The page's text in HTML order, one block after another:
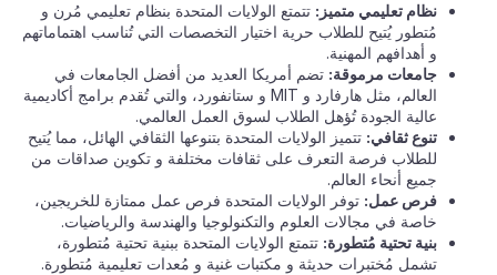
نظام تعليمي متميز: تتمتع الولايات المتحدة بنظام تعليمي مُرن و
مُتطور يُتيح للطلاب حرية اختيار التخصصات التي تُناسب اهتماماتهم
و أهدافهم المهنية.
جامعات مرموقة: تضم أمريكا العديد من أفضل الجامعات في
العالم، مثل هارفارد و MIT و ستانفورد، والتي تُقدم برامج أكاديمية
عالية الجودة تُؤهل الطلاب لسوق العمل العالمي.
تنوع ثقافي: تتميز الولايات المتحدة بتنوعها الثقافي الهائل، مما يُتيح
للطلاب فرصة التعرف على ثقافات مختلفة و تكوين صداقات من
جميع أنحاء العالم.
فرص عمل: توفر الولايات المتحدة فرص عمل ممتازة للخريجين،
خاصة في مجالات العلوم والتكنولوجيا والهندسة والرياضيات.
بنية تحتية مُتطورة: تتمتع الولايات المتحدة ببنية تحتية مُتطورة،
تشمل مُختبرات حديثة و مكتبات غنية و مُعدات تعليمية مُتطورة.